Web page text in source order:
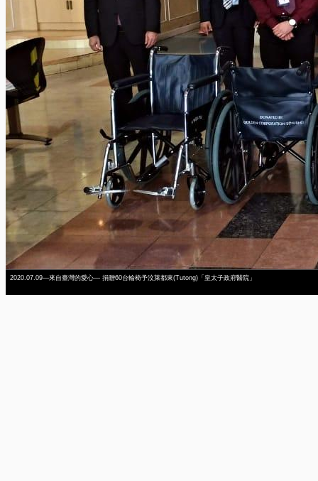
2020.07.09—來自臺灣的愛心— 捐贈60台輪椅予汶萊都東(Tutong)「皇太子政府醫院」